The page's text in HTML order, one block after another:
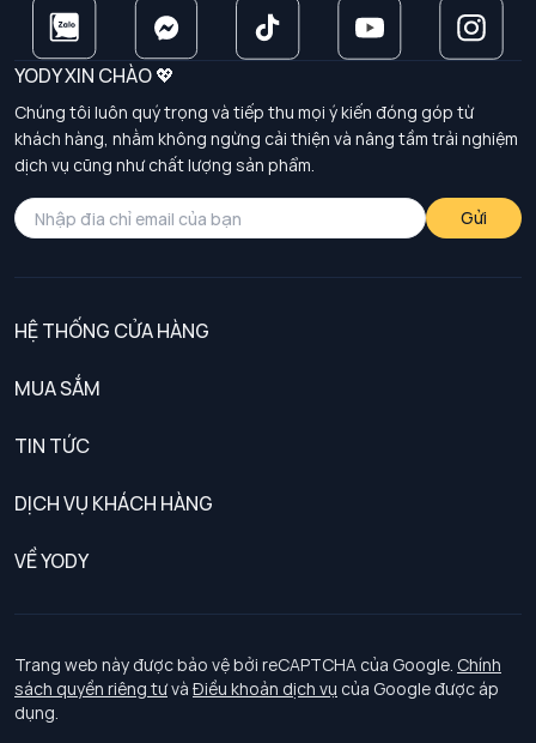
YODY XIN CHÀO 💖
Chúng tôi luôn quý trọng và tiếp thu mọi ý kiến đóng góp từ
khách hàng, nhằm không ngừng cải thiện và nâng tầm trải nghiệm
dịch vụ cũng như chất lượng sản phẩm.
Gửi
HỆ THỐNG CỬA HÀNG
MUA SẮM
TIN TỨC
DỊCH VỤ KHÁCH HÀNG
Chính sách khách hàng thân thiết
Chính sách bảo vệ dữ liệu cá nhân
Chính sách thanh toán, giao nhận
VỀ YODY
Tuyển dụng
Trang web này được bảo vệ bởi reCAPTCHA của Google. Chính
sách quyền riêng tưvà Điều khoản dịch vụ của Google được áp
dụng.